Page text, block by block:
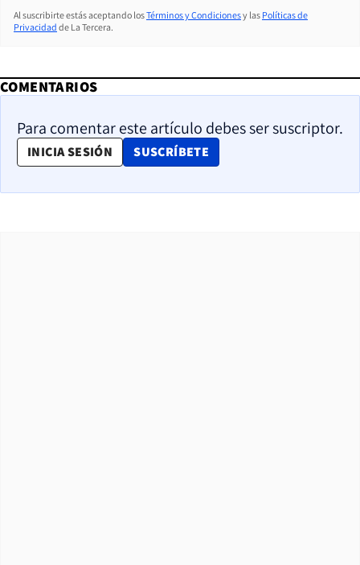
Al suscribirte estás aceptando losTérminos y Condicionesy las Políticas de
Privacidad de La Tercera.
COMENTARIOS
Para comentar este artículo debes ser suscriptor.
INICIA SESIÓN SUSCRÍBETE
OPENS IN NEW WINDOW